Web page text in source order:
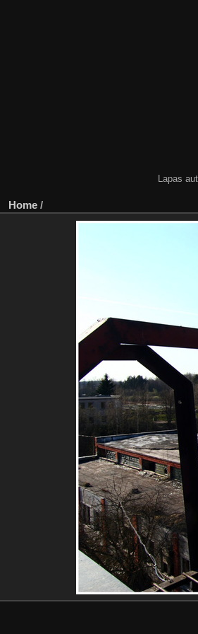
Lapas
Home /